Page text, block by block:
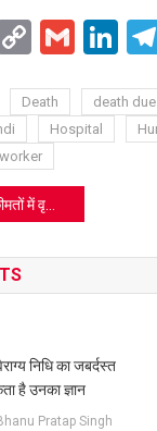
Copy
Death death
Hospital
worker
चला कर किया
निधि का जबर्दस्त
है उनका ज्ञान
Pratap Singh